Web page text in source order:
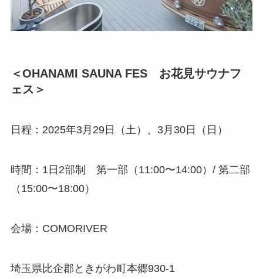
＜OHANAMI SAUNA FES お花見サウナフ
ェス＞
日程：2025年3月29日（土）、3月30日（日）
時間：1日2部制 第一部（11:00〜14:00）/ 第二部
（15:00〜18:00）
会場：COMORIVER
埼玉県比企郡ときがわ町本郷930-1